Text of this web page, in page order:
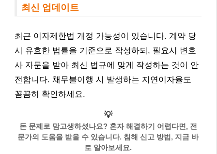
최신 업데이트
최근 이자제한법 개정 가능성이 있습니다. 계약 당
시 유효한 법률을 기준으로 작성하되, 필요시 변호
사 자문을 받아 최신 법규에 맞게 작성하는 것이 안
전합니다. 채무불이행 시 발생하는 지연이자율도
꼼꼼히 확인하세요.
💡
돈 문제로 맘고생하셨나요? 혼자 해결하기 어렵다면, 전
문가의 도움을 받을 수 있습니다. 침해 신고 방법, 지금 바
로 알아보세요.